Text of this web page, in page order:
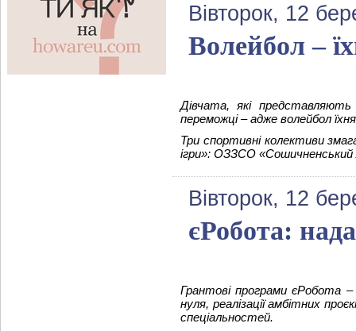
Вівторок, 12
Волейбол –
Дівчата, які представляють
переможці – адже волейбол
Три спортивні колективи
ігри»: ОЗЗСО «Сошичненський
Вівторок, 12
єРобота:
Грантові програми єРобота –
нуля, реалізації амбітних
спеціальностей.